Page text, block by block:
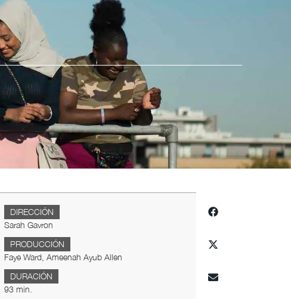
DIRECCIÓN
Sarah Gavron
PRODUCCIÓN
Faye Ward, Ameenah Ayub Allen
DURACIÓN
93 min.